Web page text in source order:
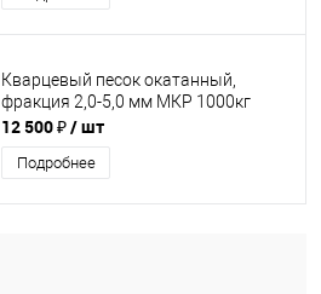
Кварцевый песок окатанный,
фракция 2,0-5,0 мм МКР 1000кг
12 500 ₽/ шт
Подробнее